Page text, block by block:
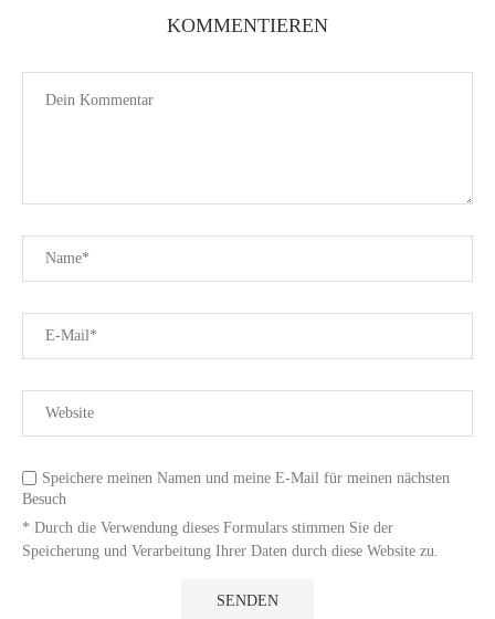
KOMMENTIEREN
Speichere meinen Namen und meine E-Mail für meinen nächsten
Besuch
* Durch die Verwendung dieses Formulars stimmen Sie der
Speicherung und Verarbeitung Ihrer Daten durch diese Website zu.